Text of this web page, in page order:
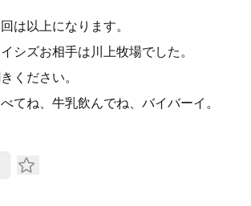
は以上になります。
シズお相手は川上牧場でした。
ください。
てね、牛乳飲んでね、バイバーイ。